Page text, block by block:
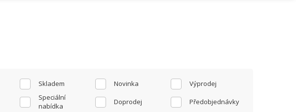
Skladem Novinka
Výprodej
Speciální
nabídka
Doprodej Předobjednávky